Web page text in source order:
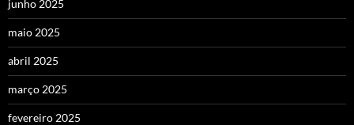
junho 2025
maio 2025
abril 2025
março 2025
fevereiro 2025